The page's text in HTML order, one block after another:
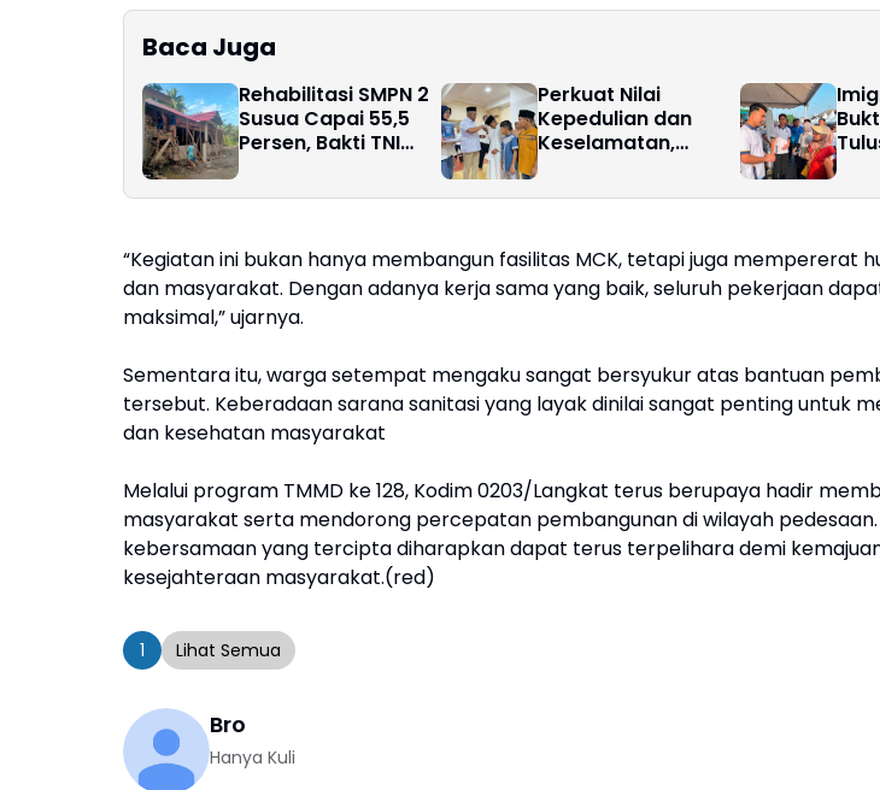
Baca Juga
Rehabilitasi SMPN 2
Susua Capai 55,5
Persen, Bakti TNI
Belajar yang Lebih
Perkuat Nilai
Kepedulian dan
Keselamatan,
Gelar Pengajian,
Yatim Piatu
“Kegiatan ini bukan hanya membangun fasilitas MCK, tetapi juga mempererat
dan masyarakat. Dengan adanya kerja sama yang baik, seluruh pekerjaan
maksimal,” ujarnya.
Sementara itu, warga setempat mengaku sangat bersyukur atas bantuan
tersebut. Keberadaan sarana sanitasi yang layak dinilai sangat penting untuk
dan kesehatan masyarakat
Melalui program TMMD ke 128, Kodim 0203/Langkat terus berupaya hadir
masyarakat serta mendorong percepatan pembangunan di wilayah
kebersamaan yang tercipta diharapkan dapat terus terpelihara demi
kesejahteraan masyarakat.(red)
1 Lihat Semua
Bro
Hanya Kuli